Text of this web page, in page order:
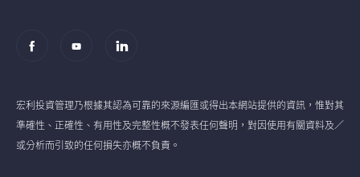
宏利投資管理乃根據其認為可靠的來源編匯或得出本網站提供的資訊，惟對其
準確性、正確性、有用性及完整性概不發表任何聲明，對因使用有關資料及／
或分析而引致的任何損失亦概不負責。